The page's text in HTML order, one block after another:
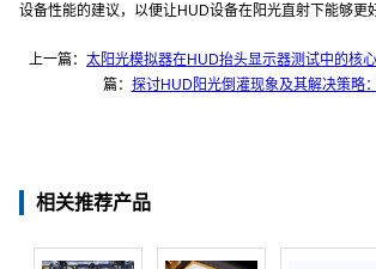
设备性能的建议，以便让HUD设备在阳光直射下能够更
上一篇：太阳光模拟器在HUD抬头显示器测试中的核
篇： 探讨HUD阳光倒灌现象及其解决策略
相关推荐产品